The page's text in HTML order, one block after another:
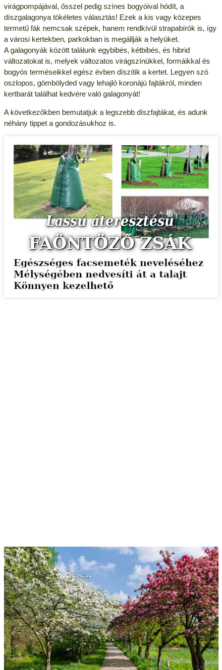
virágpompájával, ősszel pedig színes bogyóival hódít, a
díszgalagonya tökéletes választás! Ezek a kis vagy közepes
termetű fák nemcsak szépek, hanem rendkívül strapabírók is, így
a városi kertekben, parkokban is megállják a helyüket.
A galagonyák között találunk egybibés, kétbibés, és hibrid
változatokat is, melyek változatos virágszínükkel, formáikkal és
bogyós terméseikkel egész évben díszítik a kertet. Legyen szó
oszlopos, gömbölyded vagy lehajló koronájú fajtákról, minden
kertbarát találhat kedvére való galagonyát!
A következőkben bemutatjuk a legszebb díszfajtákat, és adunk
néhány tippet a gondozásukhoz is.